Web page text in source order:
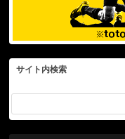
サイト内検索